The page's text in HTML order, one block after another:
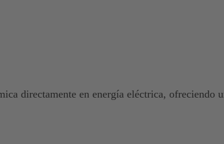
directamente en energía eléctrica, ofreciendo